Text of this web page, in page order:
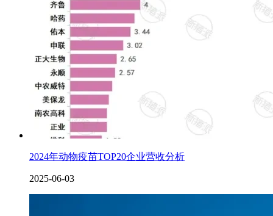
2024年动物疫苗TOP20企业营收分析
2025-06-03